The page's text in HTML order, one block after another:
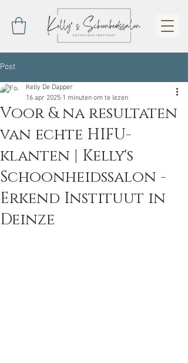
Post
Voor & na resultaten
van echte HIFU-
klanten | Kelly's
Schoonheidssalon -
Erkend Instituut in
Deinze
Kelly De Dapper
16 apr 2025 1 minuten om te lezen